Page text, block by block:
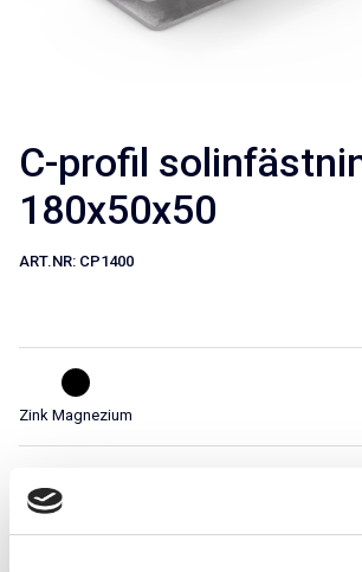
C-profil
180x50x50
ART.NR: CP1400
Zink Magnezium